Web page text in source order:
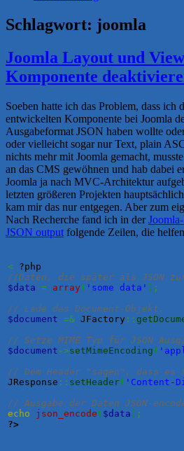
Schlagwort: joomla
Joomla Layout und
Komponente
Soeben hatte ich das Problem, dass ich
entwickelten Komponente bei Joomla
Ausgabeformat JSON haben wollte
oder vielleicht sogar nur Text, plain
nichts mehr mit Joomla gemacht,
an das CMS gewöhnen und hab dabei
Joomla ja nach MVC-Architektur
letzten größeren Projekten
kam mir das nur entgegen. Aber zum
Nach Recherche fand ich in der
JSON output folgende Zeilen, die
<
//Daten, die später als JSON
$data = array ( 'some data' ) ;
// Lade das Document-Objekt.
$document =& JFactory ::
// Setze MIME Typ für JSON
$document ->setMimeEncoding (
// Dem Header "sagen", dass
JResponse :: setHeader( 'Content-
// Ausgabe der Daten JSON-
echo
json_encode ( $data ) ;
?>